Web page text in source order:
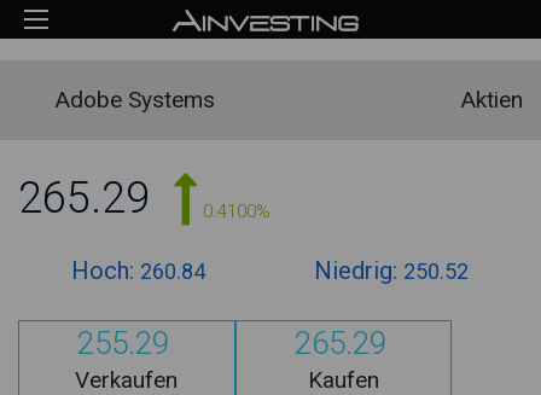
Adobe Systems Aktien
265.29 0.4100%
Hoch: 260.84 Niedrig: 250.52
255.29
Verkaufen
265.29
Kaufen